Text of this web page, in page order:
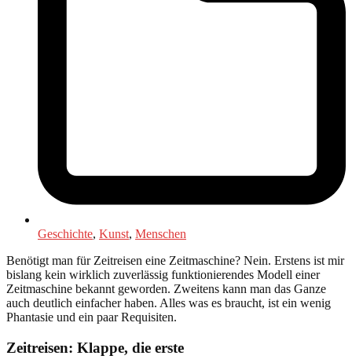
Geschichte, Kunst, Menschen
Benötigt man für Zeitreisen eine Zeitmaschine? Nein. Erstens ist mir
bislang kein wirklich zuverlässig funktionierendes Modell einer
Zeitmaschine bekannt geworden. Zweitens kann man das Ganze
auch deutlich einfacher haben. Alles was es braucht, ist ein wenig
Phantasie und ein paar Requisiten.
Zeitreisen: Klappe, die erste